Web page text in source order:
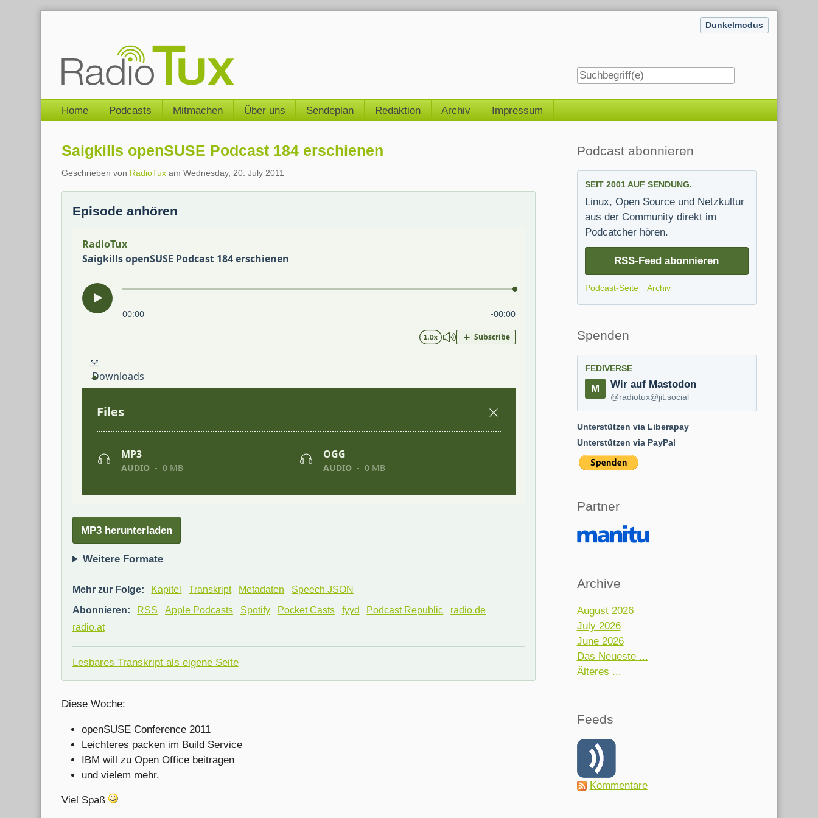
Dunkelmodus
Navigation
Home Podcasts Mitmachen Über uns Sendeplan Redaktion Archiv Impressum
Saigkills openSUSE Podcast 184 erschienen
Geschrieben von RadioTuxam Wednesday, 20. July 2011
Episode anhören
MP3 herunterladen
Weitere Formate
Mehr zur Folge: Kapitel Transkript Metadaten
Speech JSON
Abonnieren:
RSS Apple Podcasts Spotify Pocket Casts fyyd Podcast Republic
radio.de
radio.at
Lesbares Transkript als eigene Seite
Diese Woche:
openSUSE Conference 2011
Leichteres packen im Build Service
IBM will zu Open Office beitragen
und vielem mehr.
Viel Spaß
Seitenleiste
Podcast abonnieren
SEIT 2001 AUF SENDUNG.
Linux, Open Source und Netzkultur
aus der Community direkt im
Podcatcher hören.
RSS-Feed abonnieren
Podcast-Seite Archiv
Spenden
FEDIVERSE
Wir auf Mastodon
@radiotux@jit.social
Unterstützen via Liberapay
Unterstützen via PayPal
Partner
Archive
August 2026
July 2026
June 2026
Das Neueste ...
Älteres ...
Feeds
Kommentare